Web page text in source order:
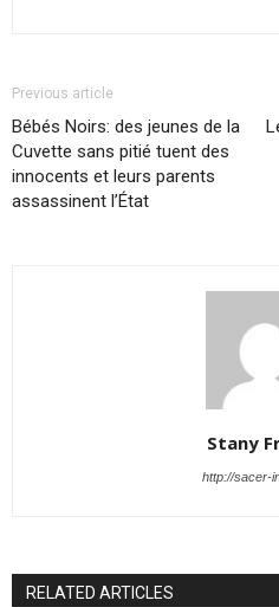
Previous article
Bébés Noirs: des jeunes de la
Cuvette sans pitié tuent des
innocents et leurs parents
assassinent l’État
Stany
http://sacer-
RELATED ARTICLES